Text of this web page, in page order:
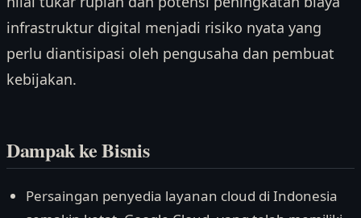
infrastruktur digital menjadi risiko nyata yang
perlu diantisipasi oleh pengusaha dan pembuat
kebijakan.
Dampak ke Bisnis
Persaingan penyedia layanan cloud di Indonesia